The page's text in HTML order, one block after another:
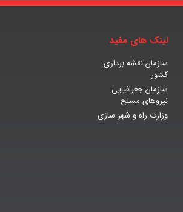
لینک های مفید
سازمان نقشه برداری
کشور
سازمان جغرافیایی
نیروهای مسلح
وزارت راه و شهر سازی